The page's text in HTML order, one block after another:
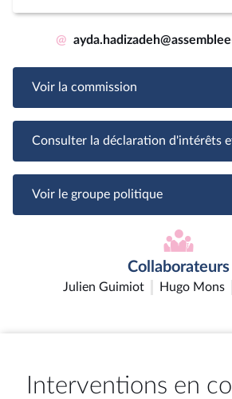
@
Voir la commission
Consulter la déclaration d'intérêts
Voir le groupe politique
Collaborateurs
Julien Guimiot Hugo Mons
Interventions en